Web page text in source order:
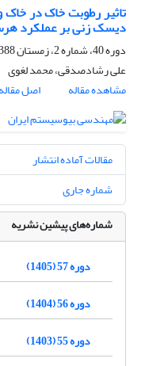
تاثیر رطوبت خاک در
دیسک زنی بر عملکرد
دوره 40، شماره 2، زمستان 1388
علی رشادصدقی، محمد لغوی
مشاهده مقاله
اصل مقاله
مقالات آماده انتشار
شماره جاری
شماره‌های پیشین نشریه
دوره 57 (1405)
دوره 56 (1404)
دوره 55 (1403)